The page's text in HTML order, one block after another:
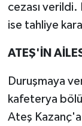
cezası
ise tahliye
ATEŞ'İN
Duruşmaya
kafeterya
Ateş Kazanç'a